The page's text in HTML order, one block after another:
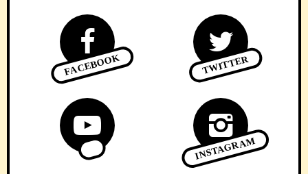
FACEBOOK TWITTER
INSTAGRAM